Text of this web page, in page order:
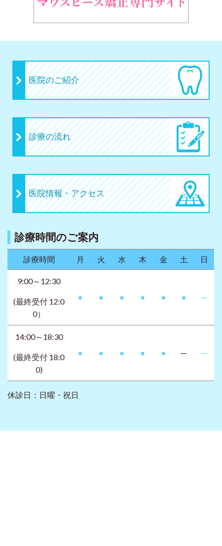
医院のご紹介
診療の流れ
医院情報・アクセス
診療時間のご案内
診療時間 月 火 水 木 金 土 日
9:00～12:30
(最終受付 12:0
0）
● ● ● ● ● ● ─
14:00～18:30
(最終受付 18:0
0)
● ● ● ● ● ─ ─
休診日：日曜・祝日